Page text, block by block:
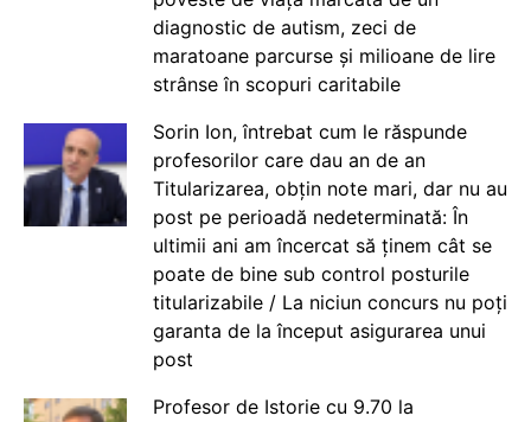
diagnostic de autism, zeci de
maratoane parcurse și milioane de lire
strânse în scopuri caritabile
Sorin Ion, întrebat cum le răspunde
profesorilor care dau an de an
Titularizarea, obțin note mari, dar nu au
post pe perioadă nedeterminată: În
ultimii ani am încercat să ținem cât se
poate de bine sub control posturile
titularizabile / La niciun concurs nu poți
garanta de la început asigurarea unui
post
Profesor de Istorie cu 9.70 la